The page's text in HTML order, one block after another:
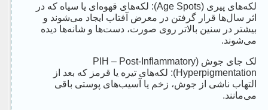
لکه‌های پیری (Age Spots): لکه‌های قهوه‌ای یا سیاه که در
اثر سال‌ها قرار گرفتن در معرض آفتاب ایجاد می‌شوند و
بیشتر در سنین بالاتر روی صورت، دست‌ها و شانه‌ها دیده
می‌شوند.
لک جای جوش (PIH – Post-Inflammatory
Hyperpigmentation): لکه‌های تیره یا قرمز که بعد از
التهاب ناشی از جوش، زخم یا آسیب‌های پوستی باقی
می‌مانند.